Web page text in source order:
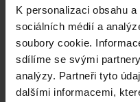
K personalizaci obsahu
sociálních médií a
soubory cookie.
sdílíme se svými
analýzy. Partneři tyto
dalšími informacemi,